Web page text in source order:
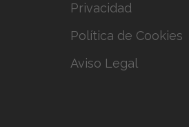
Privacidad
Política de Cookies
Aviso Legal